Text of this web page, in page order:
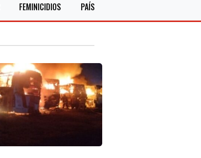
FEMINICIDIOS PAÍS